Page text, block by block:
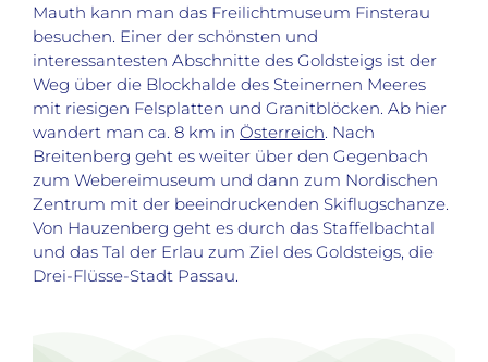
Mauth kann man das Freilichtmuseum Finsterau
besuchen. Einer der schönsten und
interessantesten Abschnitte des Goldsteigs ist der
Weg über die Blockhalde des Steinernen Meeres
mit riesigen Felsplatten und Granitblöcken. Ab hier
wandert man ca. 8 km in Österreich. Nach
Breitenberg geht es weiter über den Gegenbach
zum Webereimuseum und dann zum Nordischen
Zentrum mit der beeindruckenden Skiflugschanze.
Von Hauzenberg geht es durch das Staffelbachtal
und das Tal der Erlau zum Ziel des Goldsteigs, die
Drei-Flüsse-Stadt Passau.